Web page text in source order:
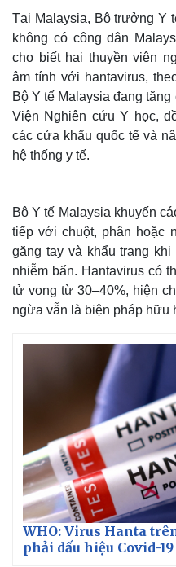
Tại Malaysia, Bộ trưởng Y
không có công dân
cho biết hai thuyền viên
âm tính với hantavirus,
Bộ Y tế Malaysia đang
Viện Nghiên cứu Y học,
các cửa khẩu quốc tế và
hệ thống y tế.
Bộ Y tế Malaysia khuyến
tiếp với chuột, phân hoặc
găng tay và khẩu trang
nhiễm bẩn. Hantavirus có
tử vong từ 30–40%, hiện
ngừa vẫn là biện pháp hữu
WHO: Virus Hanta
phải dấu hiệu Covid-